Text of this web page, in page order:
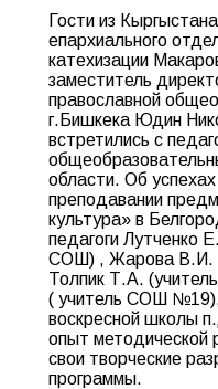
Гости из
епархиального
катехизации
заместитель
православной
г.Бишкека Юдин
встретились с
области. Об
преподавании
культура» в
педагоги Лутченко
СОШ) , Жарова В.И.
Толпик Т.А.
( учитель СОШ
воскресной школы
опыт методической
свои творческие
программы.